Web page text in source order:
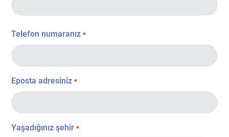
Telefon numaranız *
Eposta adresiniz *
Yaşadığınız şehir *